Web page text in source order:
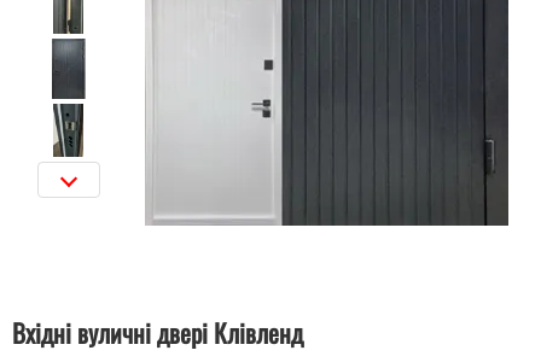
Вхідні вуличні двері Клівленд